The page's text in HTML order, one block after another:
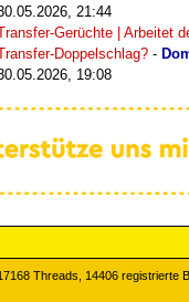
21:44
Gerüchte | Arbeitet
Doppelschlag? -
19:08
Threads, 14406 registrierte